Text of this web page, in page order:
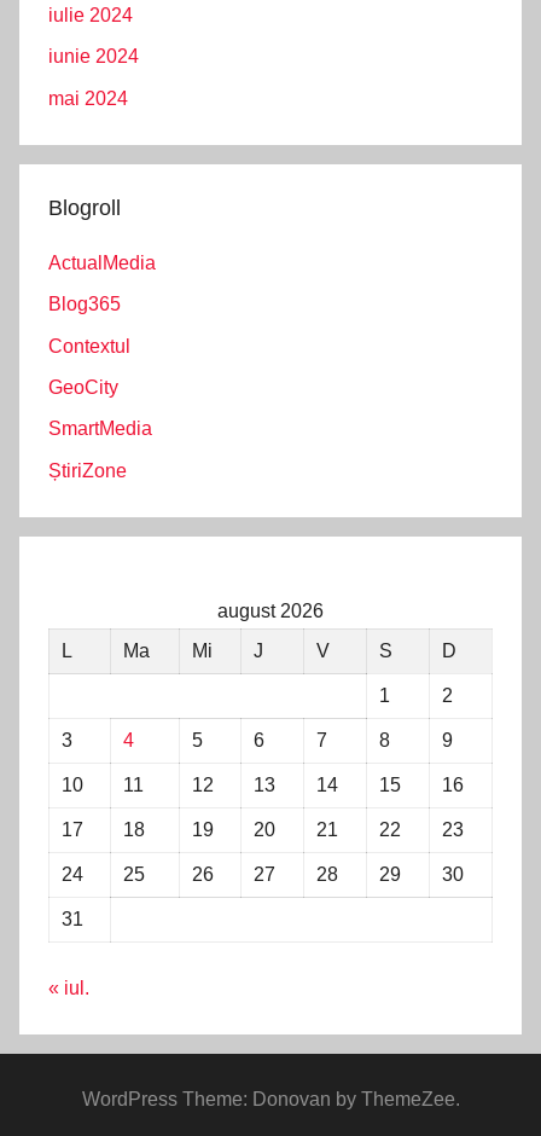
iulie 2024
iunie 2024
mai 2024
Blogroll
ActualMedia
Blog365
Contextul
GeoCity
SmartMedia
ȘtiriZone
august 2026
L
Ma Mi J V S D
1 2
3 4 5 6 7 8 9
10 11 12 13 14 15 16
17 18 19 20 21 22 23
24 25 26 27 28 29 30
31
« iul.
WordPress Theme: Donovan by ThemeZee.